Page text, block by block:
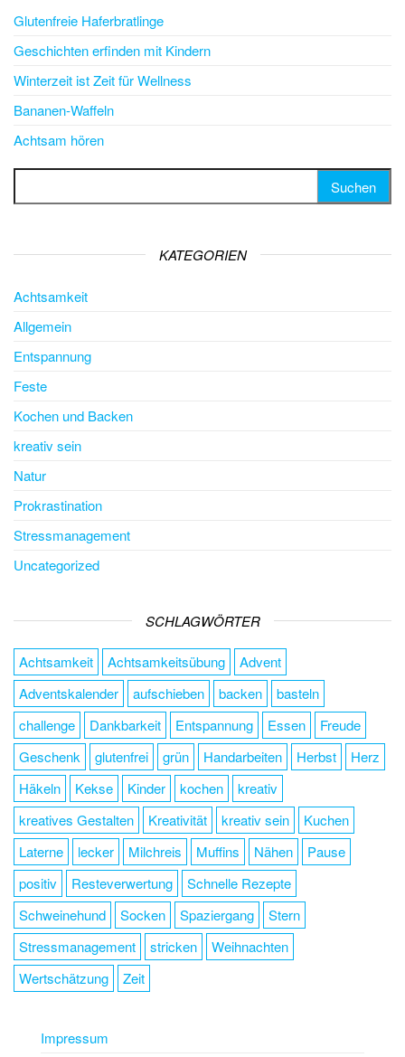
Glutenfreie Haferbratlinge
Geschichten erfinden mit Kindern
Winterzeit ist Zeit für Wellness
Bananen-Waffeln
Achtsam hören
KATEGORIEN
Achtsamkeit
Allgemein
Entspannung
Feste
Kochen und Backen
kreativ sein
Natur
Prokrastination
Stressmanagement
Uncategorized
SCHLAGWÖRTER
Achtsamkeit Achtsamkeitsübung
Advent
Adventskalender
aufschieben backen
basteln
challenge
Dankbarkeit Entspannung Essen
Freude
Geschenk
glutenfrei grün Handarbeiten Herbst
Herz
Häkeln
Kekse Kinder kochen
kreativ
kreatives Gestalten
Kreativität kreativ sein
Kuchen
Laterne
lecker Milchreis Muffins Nähen
Pause
positiv
Resteverwertung
Schnelle Rezepte
Schweinehund
Socken Spaziergang
Stern
Stressmanagement
stricken
Weihnachten
Wertschätzung
Zeit
Impressum